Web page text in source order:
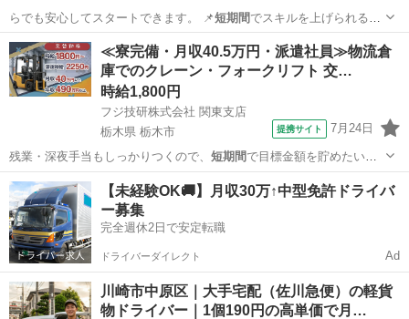
らでも安心してスタートできます。 📌短期間でスキルを上げられる環
境です。 📌シ…
宮城 気仙沼市 工場 スタッフ
≪寮完備・月収40.5万円・派遣社員≫物流倉
庫でのクレーン・フォークリフト 交…
時給1,800円
フジ技研株式会社 関東支店
栃木県 栃木市
提携サイト 7月24日
残業・深夜手当もしっかりつくので、 短期間 で目標金額を貯めたい方
にも最適です♪ …
栃木 栃木市 その他
【未経験OK🚚】月収30万↑中型免許ドライバ
ー募集
完全週休2日で安定転職
ドライバーダイレクト Ad
川崎市中原区｜大手宅配（佐川急便）の軽貨
物ドライバー｜1個190円の高単価で月…